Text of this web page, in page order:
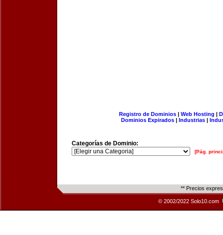
Registro de Dominios| Web Hosting |
Dominios Expirados | Industrias |
Categorías de Dominio:
[Pág.
** Precios
© 2002/2022 Solo10.com